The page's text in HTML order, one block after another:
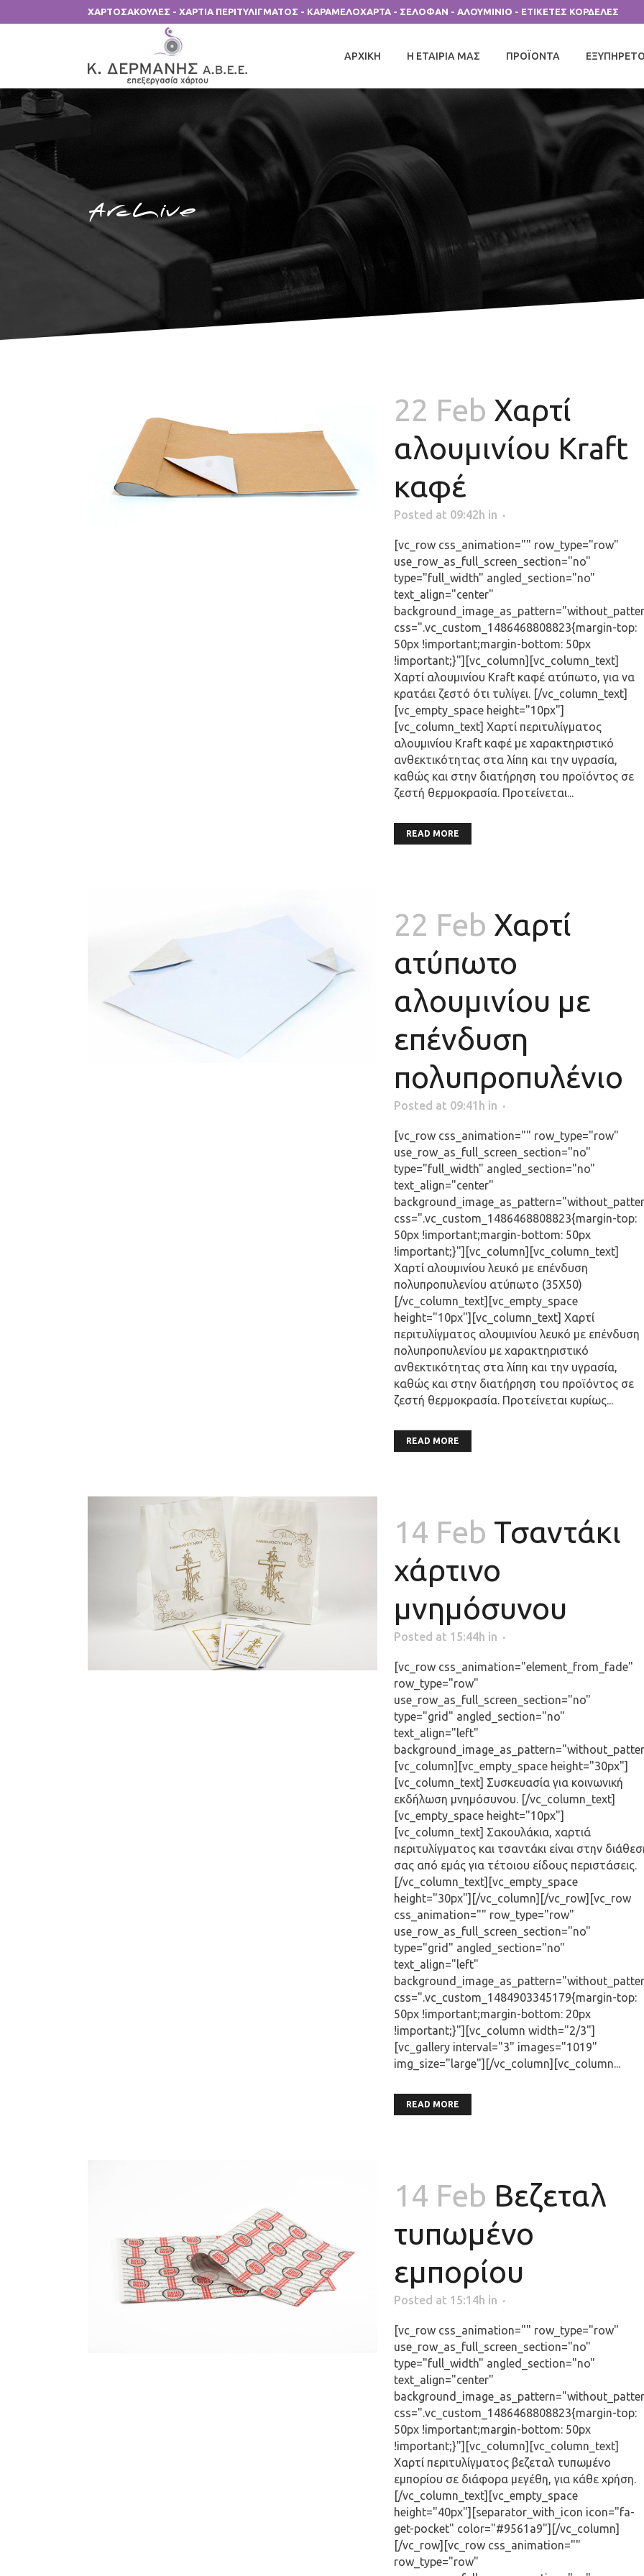
ΧΑΡΤΟΣΑΚΟΥΛΕΣ - ΧΑΡΤΙΑ ΠΕΡΙΤΥΛΙΓΜΑΤΟΣ - ΚΑΡΑΜΕΛΟΧΑΡΤΑ - ΣΕΛΟΦΑΝ - ΑΛΟΥΜΙΝΙΟ - ΕΤΙΚΕΤΕΣ ΚΟΡΔΕΛΕΣ
ΑΡΧΙΚΗ Η ΕΤΑΙΡΙΑ ΜΑΣ ΠΡΟΪΟΝΤΑ
Archive
22 Feb Χαρτί
αλουμινίου Kraft
καφέ
Posted at 09:42h in
[vc_row css_animation="" row_type="row"
use_row_as_full_screen_section="no"
type="full_width" angled_section="no"
text_align="center"
css=".vc_custom_1486468808823{margin-top:
50px !important;margin-bottom: 50px
!important;}"][vc_column][vc_column_text]
Χαρτί αλουμινίου Kraft καφέ ατύπωτο, για να
κρατάει ζεστό ότι τυλίγει. [/vc_column_text]
[vc_empty_space height="10px"]
[vc_column_text] Χαρτί περιτυλίγματος
αλουμινίου Kraft καφέ με χαρακτηριστικό
ανθεκτικότητας στα λίπη και την υγρασία,
καθώς και στην διατήρηση του προϊόντος σε
ζεστή θερμοκρασία. Προτείνεται...
READ MORE
22 Feb Χαρτί
ατύπωτο
αλουμινίου με
επένδυση
πολυπροπυλένιο
Posted at 09:41h in
[vc_row css_animation="" row_type="row"
use_row_as_full_screen_section="no"
type="full_width" angled_section="no"
text_align="center"
css=".vc_custom_1486468808823{margin-top:
50px !important;margin-bottom: 50px
!important;}"][vc_column][vc_column_text]
Χαρτί αλουμινίου λευκό με επένδυση
πολυπροπυλενίου ατύπωτο (35Χ50)
[/vc_column_text][vc_empty_space
height="10px"][vc_column_text] Χαρτί
περιτυλίγματος αλουμινίου λευκό με επένδυση
πολυπροπυλενίου με χαρακτηριστικό
ανθεκτικότητας στα λίπη και την υγρασία,
καθώς και στην διατήρηση του προϊόντος σε
ζεστή θερμοκρασία. Προτείνεται κυρίως...
READ MORE
14 Feb Τσαντάκι
χάρτινο
μνημόσυνου
Posted at 15:44h in
[vc_row css_animation="element_from_fade"
row_type="row"
use_row_as_full_screen_section="no"
type="grid" angled_section="no"
text_align="left"
[vc_column][vc_empty_space height="30px"]
[vc_column_text] Συσκευασία για κοινωνική
εκδήλωση μνημόσυνου. [/vc_column_text]
[vc_empty_space height="10px"]
[vc_column_text] Σακουλάκια, χαρτιά
περιτυλίγματος και τσαντάκι είναι στην
σας από εμάς για τέτοιου είδους περιστάσεις.
[/vc_column_text][vc_empty_space
height="30px"][/vc_column][/vc_row][vc_row
css_animation="" row_type="row"
use_row_as_full_screen_section="no"
type="grid" angled_section="no"
text_align="left"
css=".vc_custom_1484903345179{margin-top:
50px !important;margin-bottom: 20px
!important;}"][vc_column width="2/3"]
[vc_gallery interval="3" images="1019"
img_size="large"][/vc_column][vc_column...
READ MORE
14 Feb Βεζεταλ
τυπωμένο
εμπορίου
Posted at 15:14h in
[vc_row css_animation="" row_type="row"
use_row_as_full_screen_section="no"
type="full_width" angled_section="no"
text_align="center"
css=".vc_custom_1486468808823{margin-top:
50px !important;margin-bottom: 50px
!important;}"][vc_column][vc_column_text]
Χαρτί περιτυλίγματος βεζεταλ τυπωμένο
εμπορίου σε διάφορα μεγέθη, για κάθε χρήση.
[/vc_column_text][vc_empty_space
height="40px"][separator_with_icon icon="fa-
get-pocket" color="#9561a9"][/vc_column]
[/vc_row][vc_row css_animation=""
row_type="row"